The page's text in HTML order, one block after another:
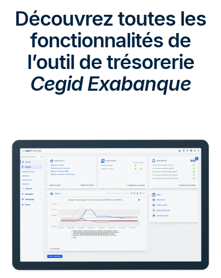
Découvrez toutes les
fonctionnalités de
l’outil de trésorerie
Cegid Exabanque